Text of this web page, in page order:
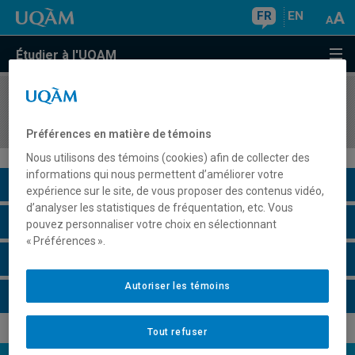
FR EN
Étudier à l'UQAM
COURS//
Description du cours
Horaire - Été 2026
Préférences en matière de témoins
Nous utilisons des témoins (cookies) afin de collecter des
informations qui nous permettent d’améliorer votre
expérience sur le site, de vous proposer des contenus vidéo,
d’analyser les statistiques de fréquentation, etc. Vous
pouvez personnaliser votre choix en sélectionnant
« Préférences ».
Tout refuser
Autoriser les témoins